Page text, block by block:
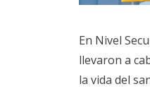
En Nivel
llevaron a
la vida del